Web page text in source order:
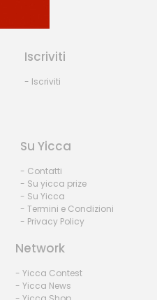
Iscriviti
- Iscriviti
Su Yicca
- Contatti
- Su yicca prize
- Su Yicca
- Termini e Condizioni
- Privacy Policy
Network
- Yicca Contest
- Yicca News